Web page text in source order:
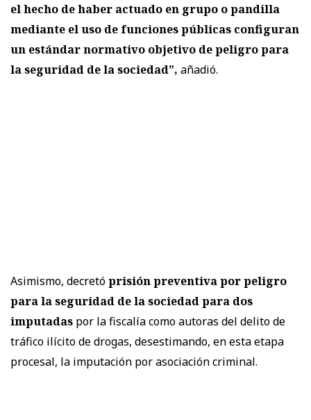
el hecho de haber actuado en grupo o pandilla
mediante el uso de funciones públicas configuran
un estándar normativo objetivo de peligro para
la seguridad de la sociedad”, añadió.
Asimismo, decretóprisión preventiva por peligro
para la seguridad de la sociedad para dos
imputadas por la fiscalía como autoras del delito de
tráfico ilícito de drogas, desestimando, en esta etapa
procesal, la imputación por asociación criminal.